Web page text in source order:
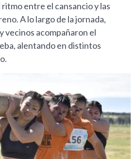
entre el cansancio y las
A lo largo de la jornada,
vecinos acompañaron el
alentando en distintos